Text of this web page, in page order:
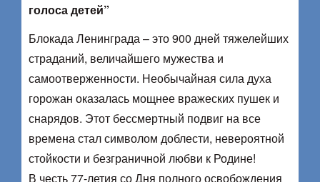
голоса детей”
Блокада Ленинграда – это 900 дней тяжелейших
страданий, величайшего мужества и
самоотверженности. Необычайная сила духа
горожан оказалась мощнее вражеских пушек и
снарядов. Этот бессмертный подвиг на все
времена стал символом доблести, невероятной
стойкости и безграничной любви к Родине!
В честь 77-летия со Дня полного освобождения